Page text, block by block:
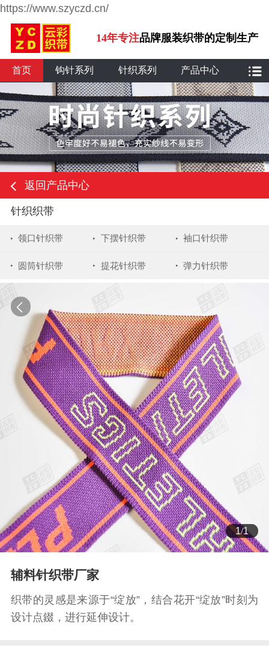
https://www.szyczd.cn/
14年专注品牌服装织带的定制生产
首页 钩针系列 针织系列 产品中心
返回产品中心
针织织带
领口针织带 下摆针织带 袖口针织带
圆筒针织带 提花针织带 弹力针织带
1/1
辅料针织带厂家
织带的灵感是来源于“绽放”，结合花开“绽放”时刻为
设计点錣，进行延伸设计。